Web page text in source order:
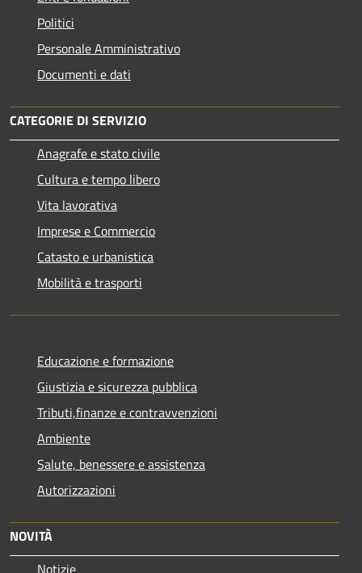
Politici
Personale Amministrativo
Documenti e dati
CATEGORIE DI SERVIZIO
Anagrafe e stato civile
Cultura e tempo libero
Vita lavorativa
Imprese e Commercio
Catasto e urbanistica
Mobilità e trasporti
Educazione e formazione
Giustizia e sicurezza pubblica
Tributi,finanze e contravvenzioni
Ambiente
Salute, benessere e assistenza
Autorizzazioni
NOVITÀ
Notizie